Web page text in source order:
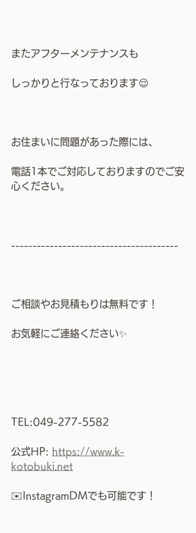
またアフターメンテナンスも
しっかりと行なっております😌
お住まいに問題があった際には、
電話1本でご対応しておりますのでご安
心ください。
---------------------------------------
ご相談やお見積もりは無料です！
お気軽にご連絡ください✨
TEL:049-277-5582
公式HP: https://www.k-
kotobuki.net
✉️InstagramDMでも可能です！